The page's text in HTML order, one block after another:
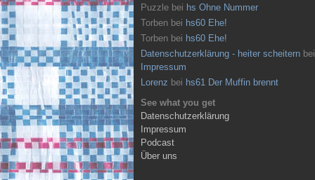
Puzzle bei hs Ohne Nummer
Torben bei hs60 Ehe!
Torben bei hs60 Ehe!
Datenschutzerklärung - heiter scheitern bei
Impressum
Lorenz bei hs61 Der Muffin brennt
See what you get
Datenschutzerklärung
Impressum
Podcast
Über uns